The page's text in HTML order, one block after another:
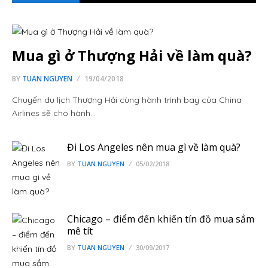
Mua gì ở Thượng Hải về làm quà?
BY TUAN NGUYEN 19/04/2018
Chuyến du lịch Thượng Hải cùng hành trình bay của China
Airlines sẽ cho hành…
Đi Los Angeles nên mua gì về làm quà?
BY TUAN NGUYEN 05/02/2018
Chicago – điểm đến khiến tín đồ mua sắm
mê tít
BY TUAN NGUYEN 30/09/2017